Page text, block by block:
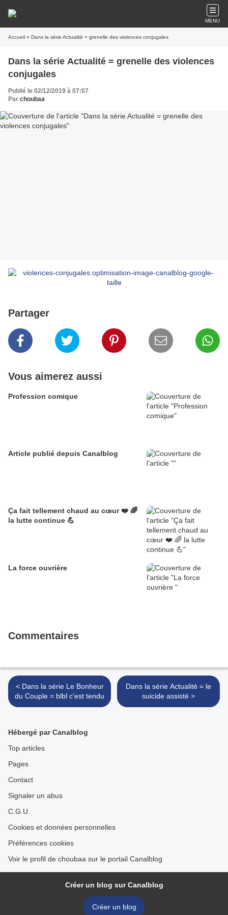
MENU
Accueil » Dans la série Actualité = grenelle des violences conjugales
Dans la série Actualité = grenelle des violences
conjugales
Publié le 02/12/2019 à 07:07
Par choubaa
Partager
Vous aimerez aussi
Profession comique
Article publié depuis Canalblog
Ça fait tellement chaud au cœur ❤️ 🌈
la lutte continue 💪
La force ouvrière
Commentaires
< Dans la série Le Bonheur
du Couple = blbl c'est tendu
Dans la série Actualité = le
suicide assisté >
Hébergé par Canalblog
Top articles
Pages
Contact
Signaler un abus
C.G.U.
Cookies et données personnelles
Préférences cookies
Voir le profil de choubaa sur le portail Canalblog
Créer un blog sur Canalblog
Créer un blog